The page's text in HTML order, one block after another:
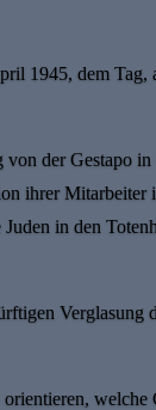
1945, dem Tag,
der Gestapo
ihrer Mitarbeiter
in den
Verglasung
welche